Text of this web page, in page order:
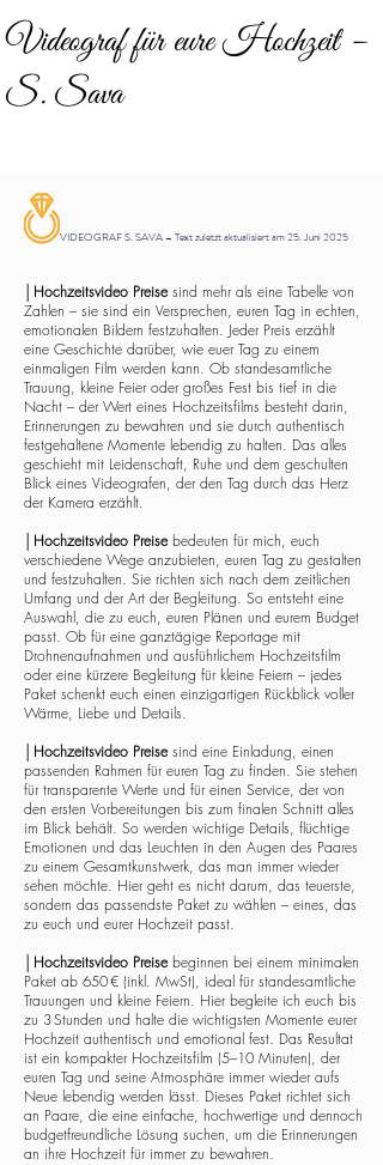
Videograf für eure Hochzeit –
S. Sava
VIDEOGRAF S. SAVA – Text zuletzt aktualisiert am 25. Juni 2025
Hochzeitsvideo Preisesind mehr als eine Tabelle von
Zahlen – sie sind ein Versprechen, euren Tag in echten,
emotionalen Bildern festzuhalten. Jeder Preis erzählt
eine Geschichte darüber, wie euer Tag zu einem
einmaligen Film werden kann. Ob standesamtliche
Trauung, kleine Feier oder großes Fest bis tief in die
Nacht – der Wert eines Hochzeitsfilms besteht darin,
Erinnerungen zu bewahren und sie durch authentisch
festgehaltene Momente lebendig zu halten. Das alles
geschieht mit Leidenschaft, Ruhe und dem geschulten
Blick eines Videografen, der den Tag durch das Herz
der Kamera erzählt.
Hochzeitsvideo Preisebedeuten für mich, euch
verschiedene Wege anzubieten, euren Tag zu gestalten
und festzuhalten. Sie richten sich nach dem zeitlichen
Umfang und der Art der Begleitung. So entsteht eine
Auswahl, die zu euch, euren Plänen und eurem Budget
passt. Ob für eine ganztägige Reportage mit
Drohnenaufnahmen und ausführlichem Hochzeitsfilm
oder eine kürzere Begleitung für kleine Feiern – jedes
Paket schenkt euch einen einzigartigen Rückblick voller
Wärme, Liebe und Details.
Hochzeitsvideo Preisesind eine Einladung, einen
passenden Rahmen für euren Tag zu finden. Sie stehen
für transparente Werte und für einen Service, der von
den ersten Vorbereitungen bis zum finalen Schnitt alles
im Blick behält. So werden wichtige Details, flüchtige
Emotionen und das Leuchten in den Augen des Paares
zu einem Gesamtkunstwerk, das man immer wieder
sehen möchte. Hier geht es nicht darum, das teuerste,
sondern das passendste Paket zu wählen – eines, das
zu euch und eurer Hochzeit passt.
Hochzeitsvideo Preisebeginnen bei einem minimalen
Paket ab 650 € (inkl. MwSt), ideal für standesamtliche
Trauungen und kleine Feiern. Hier begleite ich euch bis
zu 3 Stunden und halte die wichtigsten Momente eurer
Hochzeit authentisch und emotional fest. Das Resultat
ist ein kompakter Hochzeitsfilm (5–10 Minuten), der
euren Tag und seine Atmosphäre immer wieder aufs
Neue lebendig werden lässt. Dieses Paket richtet sich
an Paare, die eine einfache, hochwertige und dennoch
budgetfreundliche Lösung suchen, um die Erinnerungen
an ihre Hochzeit für immer zu bewahren.